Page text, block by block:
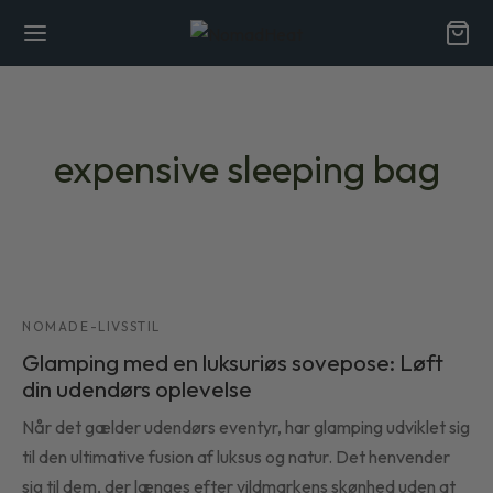
expensive sleeping bag
NOMADE-LIVSSTIL
Glamping med en luksuriøs sovepose: Løft
din udendørs oplevelse
Når det gælder udendørs eventyr, har glamping udviklet sig
til den ultimative fusion af luksus og natur. Det henvender
sig til dem, der længes efter vildmarkens skønhed uden at
ved naturlige fibre